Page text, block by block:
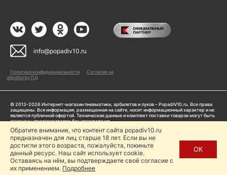
info@popadiv10.ru
Политика конфиденциальности
Согласие на
обработку ПД
© 2013-2026 Интернет-магазин пневматики, арбалетов и луков – PopadiV10.ru. Все права
защищены. Вся информация, размещенная на сайте, носит информационный характер и не
является публичной офертой. Технические данные и комплект поставки товаров могут быть
изменены производителем без уведомления
Пользуясь сайтом Popadiv10.ru, пользователь автоматически соглашается с условиями,
прописанными в
Политике конфиденциальности
Копирование любой информации (тексты, фото, видео и др.) с сайта Popadiv10 запрещено,
за исключением наличия письменного согласия администрации сайта Popadiv10.
Обратите внимание, что контент сайта popadiv10.ru
предназначен для лиц старше 18 лет. Если вы не
достигли этого возраста, пожалуйста, покиньте
данный ресурс. Наш сайт использует cookie.
Оставаясь на нём, вы подтверждаете своё согласие с
их применением. Подробнее
ОК